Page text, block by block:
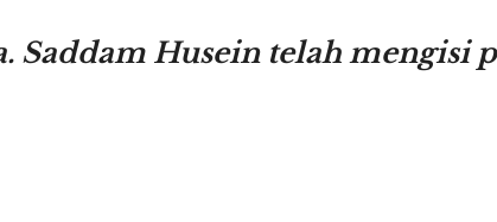
Husein telah mengisi